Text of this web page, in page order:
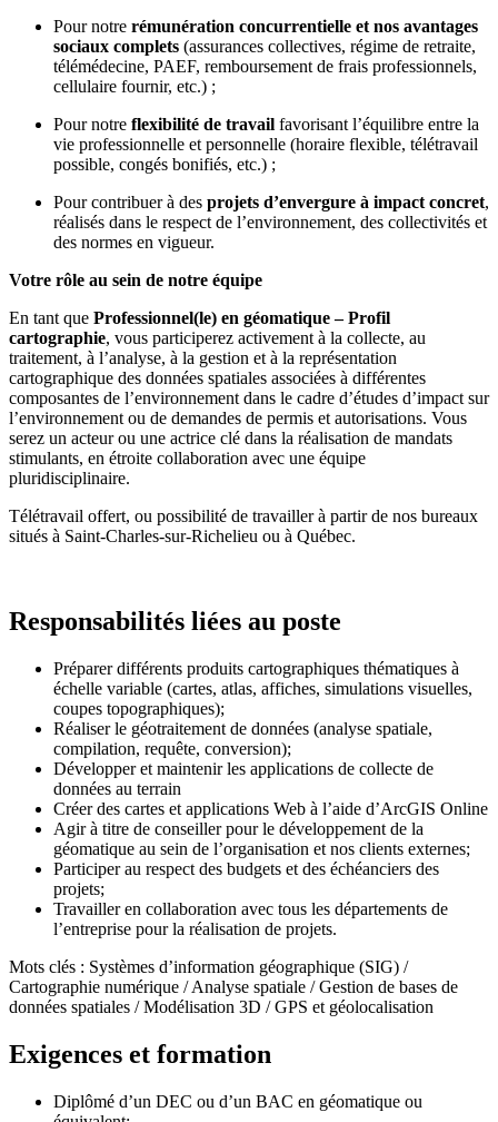
Pour notre rémunération concurrentielle et nos avantages
sociaux complets (assurances collectives, régime de retraite,
télémédecine, PAEF, remboursement de frais professionnels,
cellulaire fournir, etc.) ;
Pour notre flexibilité de travail favorisant l’équilibre entre la
vie professionnelle et personnelle (horaire flexible, télétravail
possible, congés bonifiés, etc.) ;
Pour contribuer à des projets d’envergure à impact concret,
réalisés dans le respect de l’environnement, des collectivités et
des normes en vigueur.
Votre rôle au sein de notre équipe
En tant que Professionnel(le) en géomatique – Profil
cartographie, vous participerez activement à la collecte, au
traitement, à l’analyse, à la gestion et à la représentation
cartographique des données spatiales associées à différentes
composantes de l’environnement dans le cadre d’études d’impact sur
l’environnement ou de demandes de permis et autorisations. Vous
serez un acteur ou une actrice clé dans la réalisation de mandats
stimulants, en étroite collaboration avec une équipe
pluridisciplinaire.
Télétravail offert, ou possibilité de travailler à partir de nos bureaux
situés à Saint-Charles-sur-Richelieu ou à Québec.
Responsabilités liées au poste
Préparer différents produits cartographiques thématiques à
échelle variable (cartes, atlas, affiches, simulations visuelles,
coupes topographiques);
Réaliser le géotraitement de données (analyse spatiale,
compilation, requête, conversion);
Développer et maintenir les applications de collecte de
données au terrain
Créer des cartes et applications Web à l’aide d’ArcGIS Online
Agir à titre de conseiller pour le développement de la
géomatique au sein de l’organisation et nos clients externes;
Participer au respect des budgets et des échéanciers des
projets;
Travailler en collaboration avec tous les départements de
l’entreprise pour la réalisation de projets.
Mots clés : Systèmes d’information géographique (SIG) /
Cartographie numérique / Analyse spatiale / Gestion de bases de
données spatiales / Modélisation 3D / GPS et géolocalisation
Exigences et formation
Diplômé d’un DEC ou d’un BAC en géomatique ou